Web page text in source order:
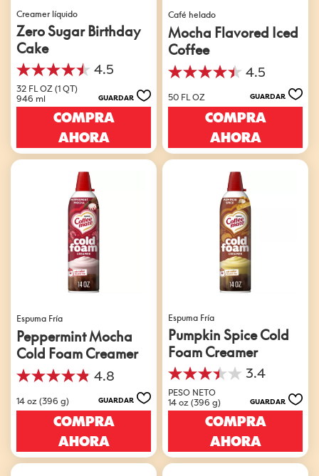
Creamer líquido
Zero Sugar Birthday
Cake
4.5
4.5
de
5
estrellas.
32 FL OZ (1 QT)
946 ml
GUARDAR
COMPRA
AHORA
Café helado
Mocha Flavored Iced
Coffee
4.5
4.5
5
estrellas.
50 FL OZ GUARDAR
COMPRA
AHORA
Espuma Fría
Peppermint Mocha
Cold Foam Creamer
4.8
4.8
5
estrellas.
14 oz (396 g) GUARDAR
COMPRA
AHORA
Espuma Fría
Pumpkin Spice Cold
Foam Creamer
3.4
3.4
de
5
estrellas.
PESO NETO
14 oz (396 g)
GUARDAR
COMPRA
AHORA